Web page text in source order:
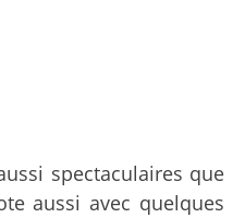
spectaculaires que
aussi avec quelques